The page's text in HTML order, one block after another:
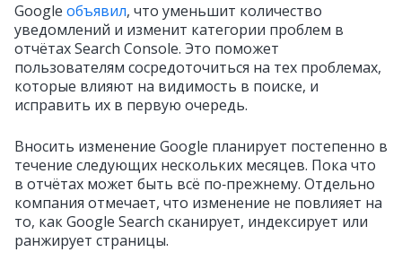
Google объявил, что уменьшит количество
уведомлений и изменит категории проблем в
отчётах Search Console. Это поможет
пользователям сосредоточиться на тех проблемах,
которые влияют на видимость в поиске, и
исправить их в первую очередь.
Вносить изменение Google планирует постепенно в
течение следующих нескольких месяцев. Пока что
в отчётах может быть всё по‑прежнему. Отдельно
компания отмечает, что изменение не повлияет на
то, как Google Search сканирует, индексирует или
ранжирует страницы.